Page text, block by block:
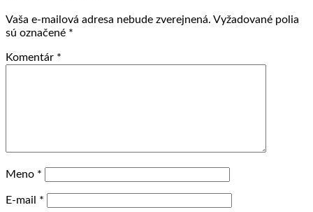
Vaša e-mailová adresa nebude zverejnená. Vyžadované polia
sú označené *
Komentár *
Meno *
E-mail *